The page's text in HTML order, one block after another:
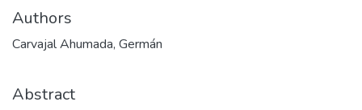
Authors
Carvajal Ahumada, Germán
Abstract